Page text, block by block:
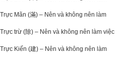
Mãn (滿) – Nên và không nên làm
trừ (除) – Nên và không nên làm việc
Kiến (建) – Nên và không nên làm